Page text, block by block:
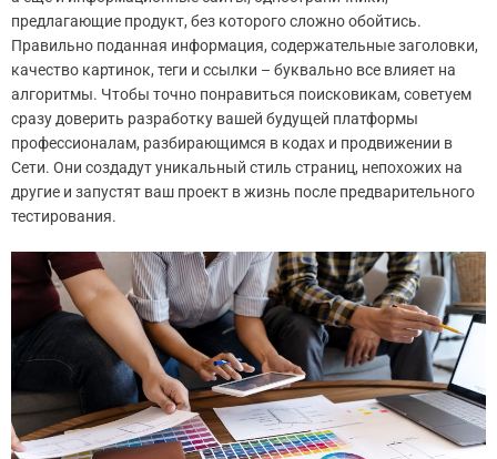
предлагающие продукт, без которого сложно обойтись.
Правильно поданная информация, содержательные заголовки,
качество картинок, теги и ссылки – буквально все влияет на
алгоритмы. Чтобы точно понравиться поисковикам, советуем
сразу доверить разработку вашей будущей платформы
профессионалам, разбирающимся в кодах и продвижении в
Сети. Они создадут уникальный стиль страниц, непохожих на
другие и запустят ваш проект в жизнь после предварительного
тестирования.